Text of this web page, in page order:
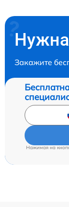
Нужна
Закажите
Нажимая на